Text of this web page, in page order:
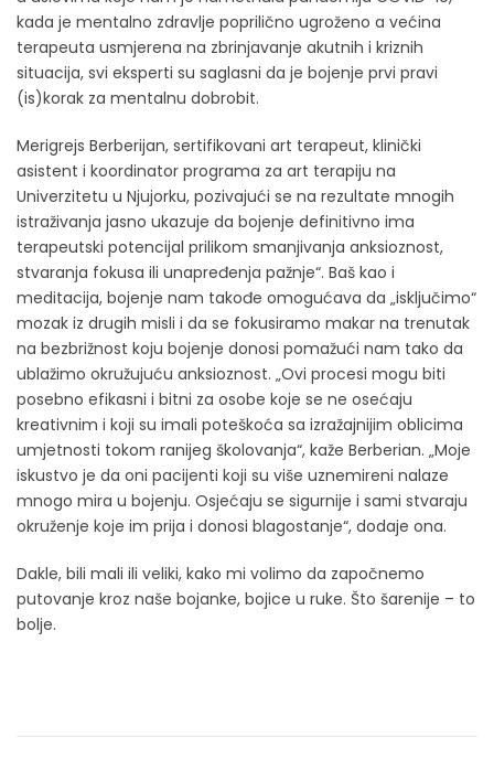
kada je mentalno zdravlje poprilično ugroženo a većina
terapeuta usmjerena na zbrinjavanje akutnih i kriznih
situacija, svi eksperti su saglasni da je bojenje prvi pravi
(is)korak za mentalnu dobrobit.
Merigrejs Berberijan, sertifikovani art terapeut, klinički
asistent i koordinator programa za art terapiju na
Univerzitetu u Njujorku, pozivajući se na rezultate mnogih
istraživanja jasno ukazuje da bojenje definitivno ima
terapeutski potencijal prilikom smanjivanja anksioznost,
stvaranja fokusa ili unapređenja pažnje“. Baš kao i
meditacija, bojenje nam takođe omogućava da „isključimo“
mozak iz drugih misli i da se fokusiramo makar na trenutak
na bezbrižnost koju bojenje donosi pomažući nam tako da
ublažimo okružujuću anksioznost. „Ovi procesi mogu biti
posebno efikasni i bitni za osobe koje se ne osećaju
kreativnim i koji su imali poteškoća sa izražajnijim oblicima
umjetnosti tokom ranijeg školovanja“, kaže Berberian. „Moje
iskustvo je da oni pacijenti koji su više uznemireni nalaze
mnogo mira u bojenju. Osjećaju se sigurnije i sami stvaraju
okruženje koje im prija i donosi blagostanje“, dodaje ona.
Dakle, bili mali ili veliki, kako mi volimo da započnemo
putovanje kroz naše bojanke, bojice u ruke. Što šarenije – to
bolje.